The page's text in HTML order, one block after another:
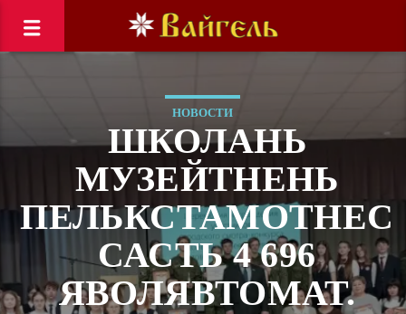
НОВОСТИ
ШКОЛАНЬ
МУЗЕЙТНЕНЬ
ПЕЛЬКСТАМОТНЕС
САСТЬ 4 696
ЯВОЛЯВТОМАТ.